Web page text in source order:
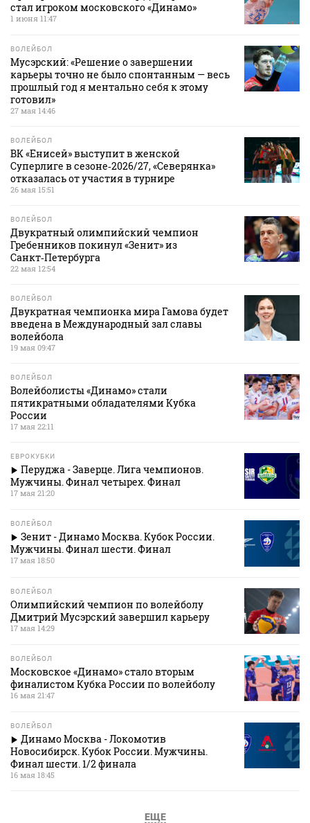
стал игроком московского «Динамо»
1 июня 11:47
ВОЛЕЙБОЛ
Мусэрский: «Решение о завершении
карьеры точно не было спонтанным — весь
прошлый год я ментально себя к этому
готовил»
27 мая 14:46
ВОЛЕЙБОЛ
ВК «Енисей» выступит в женской
Суперлиге в сезоне‑2026/27, «Северянка»
отказалась от участия в турнире
26 мая 15:51
ВОЛЕЙБОЛ
Двукратный олимпийский чемпион
Гребенников покинул «Зенит» из
Санкт‑Петербурга
22 мая 12:54
ВОЛЕЙБОЛ
Двукратная чемпионка мира Гамова будет
введена в Международный зал славы
волейбола
19 мая 09:47
ВОЛЕЙБОЛ
Волейболисты «Динамо» стали
пятикратными обладателями Кубка
России
17 мая 22:11
ЕВРОКУБКИ
Перуджа - Заверце. Лига чемпионов.
Мужчины. Финал четырех. Финал
17 мая 21:20
ВОЛЕЙБОЛ
Зенит - Динамо Москва. Кубок России.
Мужчины. Финал шести. Финал
17 мая 18:50
ВОЛЕЙБОЛ
Олимпийский чемпион по волейболу
Дмитрий Мусэрский завершил карьеру
17 мая 14:29
ВОЛЕЙБОЛ
Московское «Динамо» стало вторым
финалистом Кубка России по волейболу
16 мая 21:47
ВОЛЕЙБОЛ
Динамо Москва - Локомотив
Новосибирск. Кубок России. Мужчины.
Финал шести. 1/2 финала
16 мая 18:45
ЕЩЕ